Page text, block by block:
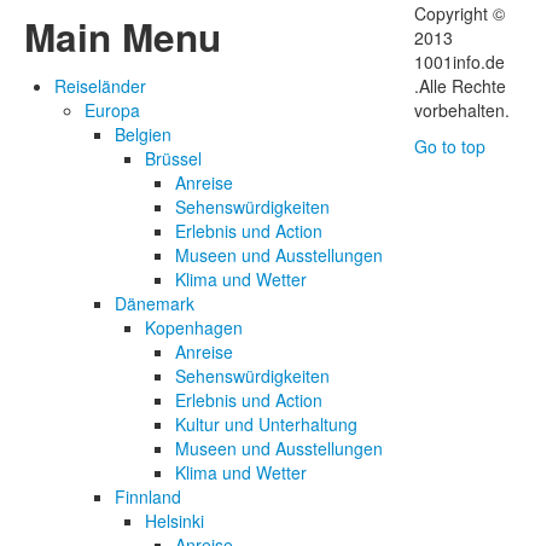
Main Menu
Reiseländer
Europa
Belgien
Brüssel
Anreise
Sehenswürdigkeiten
Erlebnis und Action
Museen und Ausstellungen
Klima und Wetter
Dänemark
Kopenhagen
Anreise
Sehenswürdigkeiten
Erlebnis und Action
Kultur und Unterhaltung
Museen und Ausstellungen
Klima und Wetter
Finnland
Helsinki
Copyright ©
2013
1001info.de
.Alle Rechte
vorbehalten.
Go to top